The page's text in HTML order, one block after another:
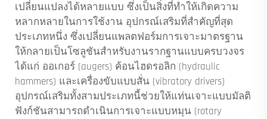
เปลี่ยนแปลงได้หลายแบบ ซึ่งเป็นสิ่งที่ทำให้เกิดความ
หลากหลายในการใช้งาน อุปกรณ์เสริมที่สำคัญที่สุด
ประเภทหนึ่ง ซึ่งเปลี่ยนแพลตฟอร์มการเจาะมาตรฐาน
ให้กลายเป็นโซลูชันสำหรับงานรากฐานแบบครบวงจร
ได้แก่ ออเกอร์ (augers) ค้อนไฮดรอลิก (hydraulic
hammers) และเครื่องขับแบบสั่น (vibratory drivers)
อุปกรณ์เสริมทั้งสามประเภทนี้ช่วยให้แท่นเจาะแบบมัลติ
ฟังก์ชันสามารถดำเนินการเจาะแบบหมุน (rotary